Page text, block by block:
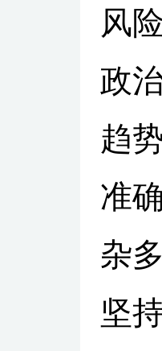
风
政
趋
准
杂
坚